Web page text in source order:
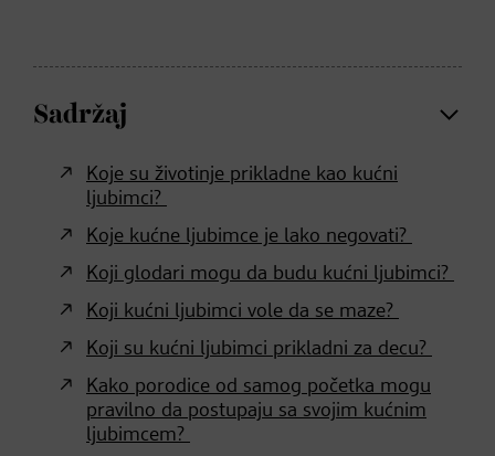
Sadržaj
Koje su životinje prikladne kao kućni
ljubimci?
Koje kućne ljubimce je lako negovati?
Koji glodari mogu da budu kućni ljubimci?
Koji kućni ljubimci vole da se maze?
Koji su kućni ljubimci prikladni za decu?
Kako porodice od samog početka mogu
pravilno da postupaju sa svojim kućnim
ljubimcem?